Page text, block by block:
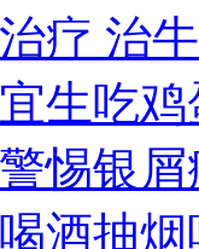
疗 治
生吃鸡
惕银
酒抽烟